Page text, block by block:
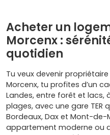
Acheter un
Morcenx :
quotidien
Tu veux devenir
Morcenx, tu profites d’un
Landes, entre forêt et lacs,
plages, avec une gare TER
Bordeaux, Dax et Mont-de-
appartement moderne ou